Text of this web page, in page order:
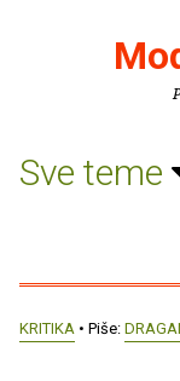
Sve teme
KRITIKA • Piše: